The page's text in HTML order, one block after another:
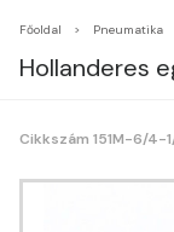
Főoldal Pneumatika
Hollanderes
Cikkszám 151M-6/4-